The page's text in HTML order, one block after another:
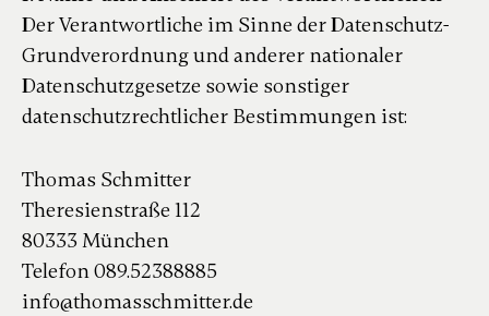
Der Verantwortliche im Sinne der Datenschutz-
Grundverordnung und anderer nationaler
Datenschutzgesetze sowie sonstiger
datenschutzrechtlicher Bestimmungen ist:
Thomas Schmitter
Theresienstraße 112
80333 München
Telefon 089.52388885
info@thomasschmitter.de